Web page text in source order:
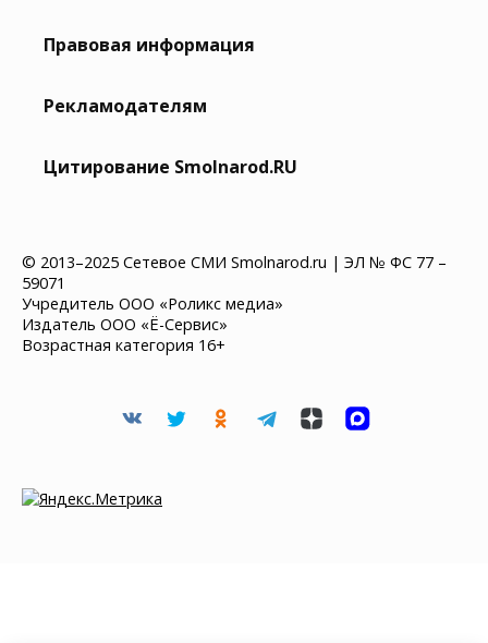
Правовая информация
Рекламодателям
Цитирование Smolnarod.RU
© 2013–2025 Сетевое СМИ Smolnarod.ru | ЭЛ № ФС 77 –
59071
Учредитель ООО «Роликс медиа»
Издатель ООО «Ё-Сервис»
Возрастная категория 16+